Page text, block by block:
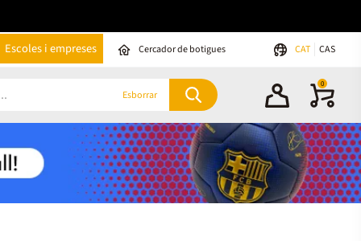
Escoles i empreses Cercador de botigues CAT CAS
Esborrar
0